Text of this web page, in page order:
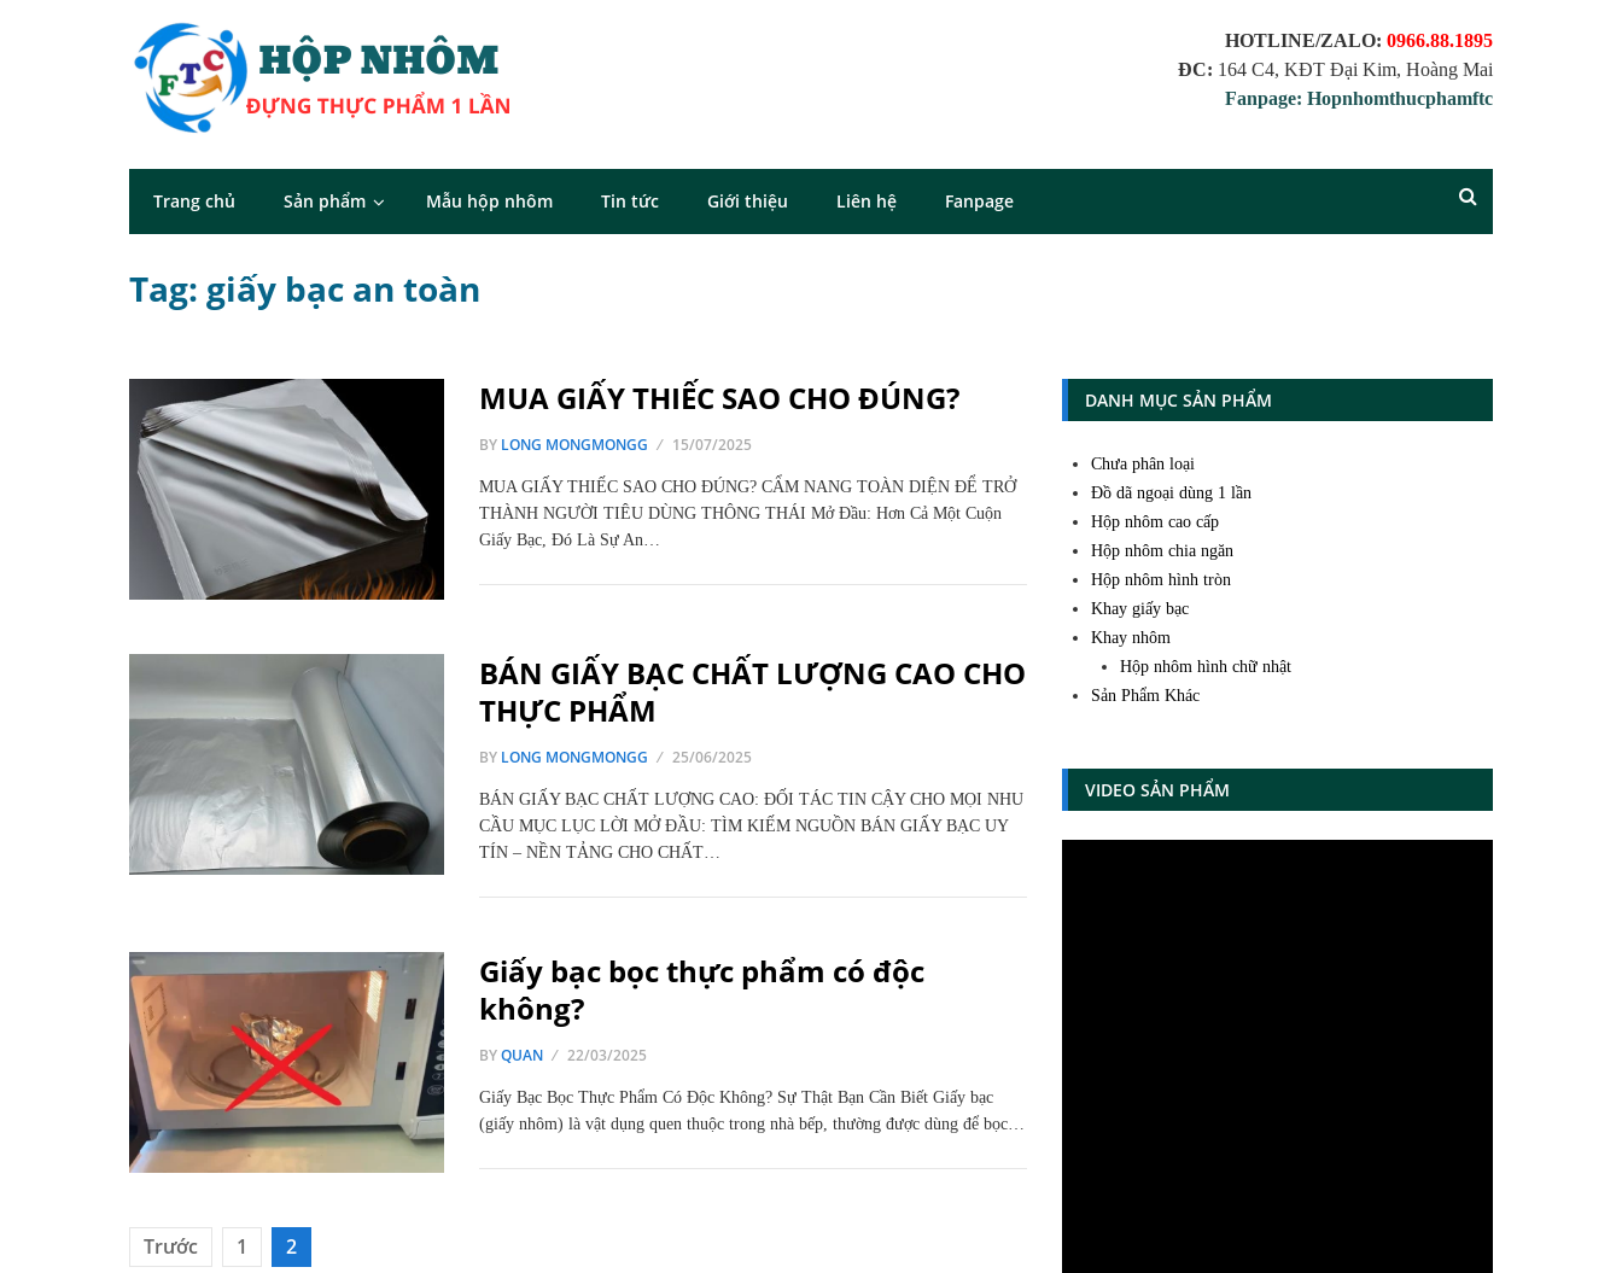
HOTLINE/ZALO: 0966.88.1895
ĐC: 164 C4, KĐT Đại Kim, Hoàng Mai
Fanpage: Hopnhomthucphamftc
Trang chủ Sản phẩm Mẫu hộp nhôm Tin tức Giới thiệu Liên hệ Fanpage
Tag: giấy bạc an toàn
MUA GIẤY THIẾC SAO CHO ĐÚNG?
BY LONG MONGMONGG 15/07/2025
MUA GIẤY THIẾC SAO CHO ĐÚNG? CẨM NANG TOÀN DIỆN ĐỂ TRỞ
THÀNH NGƯỜI TIÊU DÙNG THÔNG THÁI Mở Đầu: Hơn Cả Một Cuộn
Giấy Bạc, Đó Là Sự An…
BÁN GIẤY BẠC CHẤT LƯỢNG CAO CHO
THỰC PHẨM
BY LONG MONGMONGG 25/06/2025
BÁN GIẤY BẠC CHẤT LƯỢNG CAO: ĐỐI TÁC TIN CẬY CHO MỌI NHU
CẦU MỤC LỤC LỜI MỞ ĐẦU: TÌM KIẾM NGUỒN BÁN GIẤY BẠC UY
TÍN – NỀN TẢNG CHO CHẤT…
Giấy bạc bọc thực phẩm có độc
không?
BYQUAN 22/03/2025
Giấy Bạc Bọc Thực Phẩm Có Độc Không? Sự Thật Bạn Cần Biết Giấy bạc
(giấy nhôm) là vật dụng quen thuộc trong nhà bếp, thường được dùng để bọc…
Phân
Trước 1 2
DANH MỤC SẢN PHẨM
Chưa phân loại
Đồ dã ngoại dùng 1 lần
Hộp nhôm cao cấp
Hộp nhôm chia ngăn
Hộp nhôm hình tròn
Khay giấy bạc
Khay nhôm
Hộp nhôm hình chữ nhật
Sản Phẩm Khác
VIDEO SẢN PHẨM